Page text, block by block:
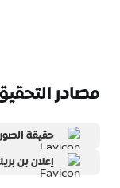
مصادر
حقيقة
إعلان بن